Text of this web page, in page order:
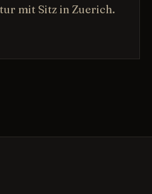
mit Sitz in Zuerich.